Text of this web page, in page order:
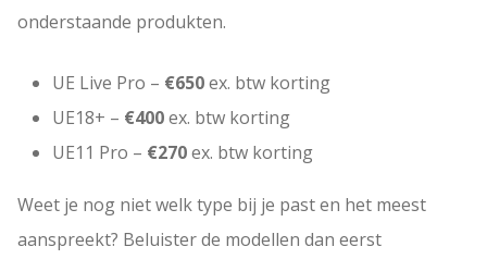
onderstaande produkten.
UE Live Pro – €650ex. btw korting
UE18+ – €400ex. btw korting
UE11 Pro – €270ex. btw korting
Weet je nog niet welk type bij je past en het meest
aanspreekt? Beluister de modellen dan eerst